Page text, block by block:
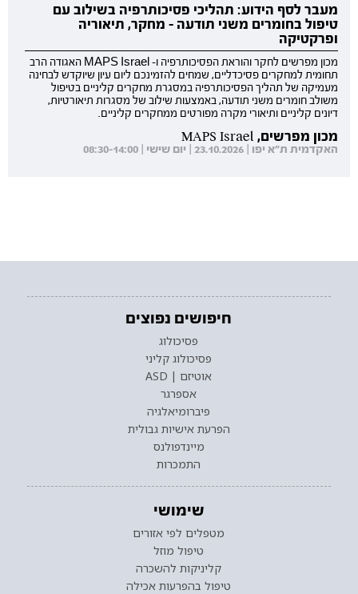
מעבר לסף הידוע: תהליכי פסיכותרפיה בשילוב עם
טיפול בחומרים משני תודעה - מחקר, תיאוריה
ופרקטיקה
מכון מפרשים לחקר והוראת הפסיכותרפיה ו- MAPS Israel האגודה הרב
תחומית למחקרים פסיכדליים, שמחים להזמינכם ליום עיון שיוקדש לבחינה
מעמיקה של תהליך הפסיכותרפיה במסגרת מחקרים קליניים בטיפול
משולב חומרים משני תודעה, באמצעות שילוב של מסגרות תיאורטיות,
דיונים קליניים ותיאורי מקרה מפורטים ממחקרים קליניים.
מכון מפרשים, MAPS Israel
האקדמית ת"א יפו | 23.10.2026 | יום שישי | 08:30-14:00
חיפושים נפוצים
פסיכולוג
פסיכולוג קליני
אוטיזם | ASD
אספרגר
פיברומיאלגיה
הפרעת אישיות גבולית
מיינדפולנס
התמכרות
שימושי
מטפלים לפי אזורים
טיפול מוזל
קליניקות להשכרה
טיפול בהפרעות אכילה